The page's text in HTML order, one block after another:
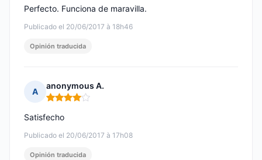
Publicado el 20/06/2017 à 18h46
Perfecto. Funciona de maravilla.
Opinión traducida
A
anonymous A.
Nota: 4 de 5
Publicado el 20/06/2017 à 17h08
Satisfecho
Opinión traducida